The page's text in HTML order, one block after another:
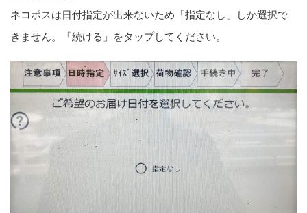
ネコポスは日付指定が出来ないため「指定なし」しか選択で
きません。「続ける」をタップしてください。